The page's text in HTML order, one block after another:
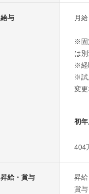
給与 月
※固
は
※経
※試
変
初
404
昇給・賞与
昇
賞